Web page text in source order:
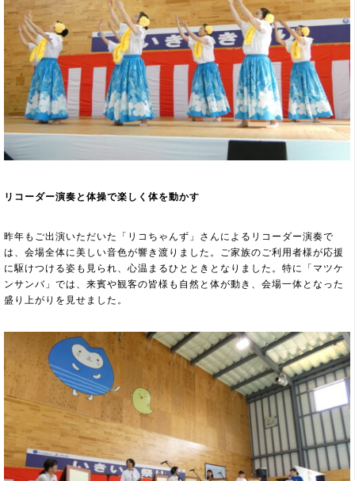
リコーダー演奏と体操で楽しく体を動かす
昨年もご出演いただいた「リコちゃんず」さんによるリコーダー演奏で
は、会場全体に美しい音色が響き渡りました。ご家族のご利用者様が応援
に駆けつける姿も見られ、心温まるひとときとなりました。特に「マツケ
ンサンバ」では、来賓や観客の皆様も自然と体が動き、会場一体となった
盛り上がりを見せました。